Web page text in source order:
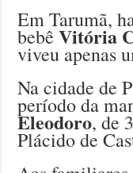
Em Tarumã,
bebêVitória
viveu apenas
Na cidade de
período da
Eleodoro, de
Plácido de